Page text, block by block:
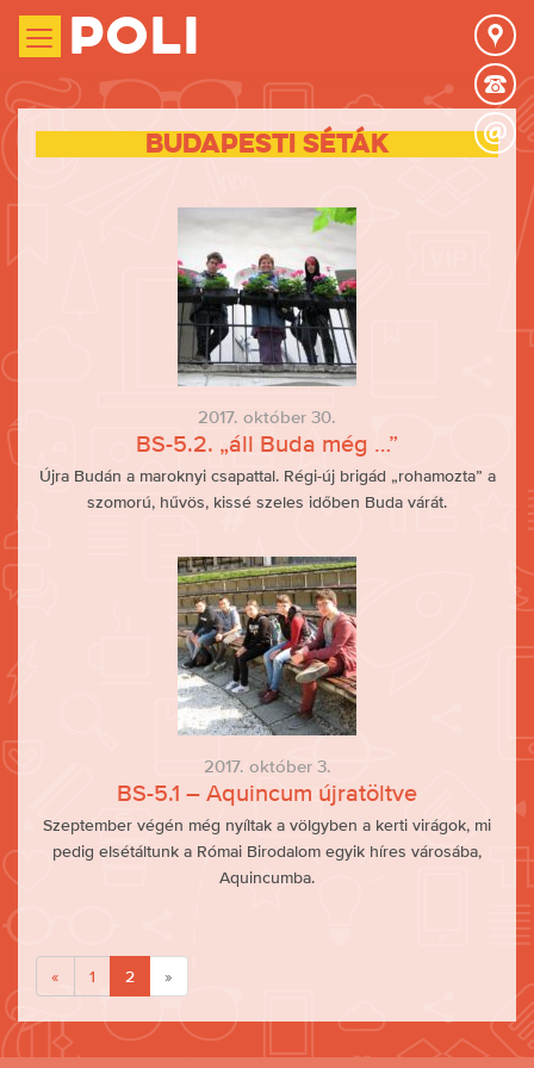
Poli
Budapesti séták
2017. október 30.
BS-5.2. „áll Buda még …”
Újra Budán a maroknyi csapattal. Régi-új brigád „rohamozta” a
szomorú, hűvös, kissé szeles időben Buda várát.
2017. október 3.
BS-5.1 – Aquincum újratöltve
Szeptember végén még nyíltak a völgyben a kerti virágok, mi
pedig elsétáltunk a Római Birodalom egyik híres városába,
Aquincumba.
« 1 2 »